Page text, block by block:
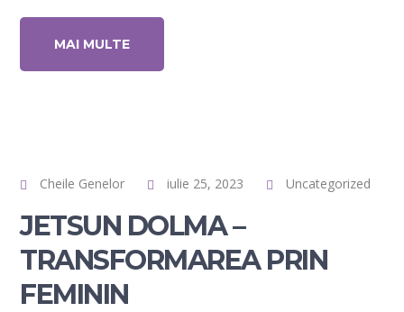
MAI MULTE
Cheile Genelor iulie 25, 2023 Uncategorized
JETSUN DOLMA –
TRANSFORMAREA PRIN
FEMININ